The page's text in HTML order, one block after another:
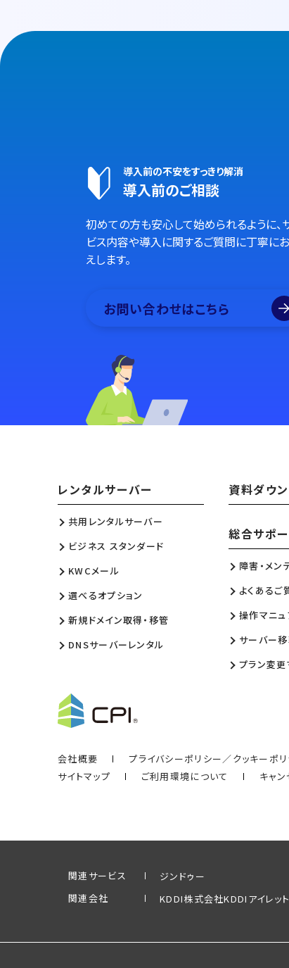
導入前の不安をすっきり解消
導入前のご相談
初めての方も安心して始められるように、
ビス内容や導入に関するご質問に丁寧に
えします。
お問い合わせはこちら
レンタルサーバー
共用レンタルサーバー
ビジネス スタンダード
KWCメール
選べるオプション
新規ドメイン取得・移管
DNSサーバーレンタル
資料ダウ
総合サポー
障害・メン
よくあるご
操作マニュ
サーバー
プラン変更
会社概要 プライバシーポリシー／クッキーポ
サイトマップ
ご利用環境について キャ
関連サービス
ジンドゥー
関連会社
KDDI株式会社KDDIアイレッ